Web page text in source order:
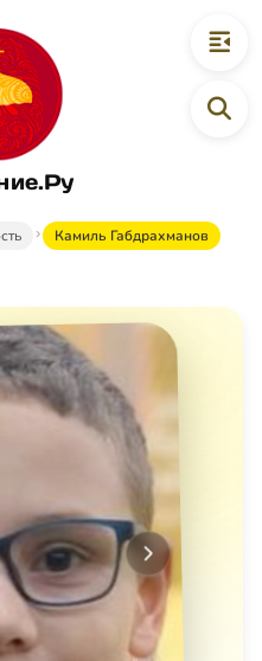
Камиль Габдрахманов
Следующее